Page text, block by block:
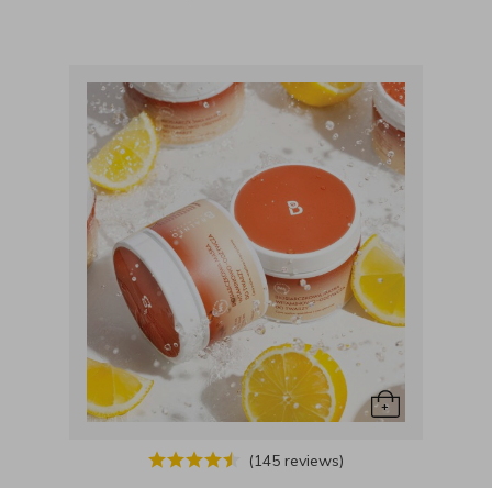
(145 reviews)